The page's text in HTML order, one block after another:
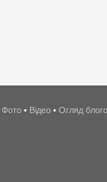
Фото • Відео • Огляд